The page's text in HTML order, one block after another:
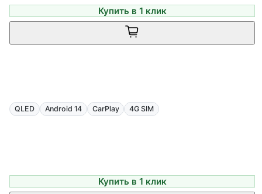
Купить в 1 клик
QLED Android 14 CarPlay 4G SIM
Купить в 1 клик